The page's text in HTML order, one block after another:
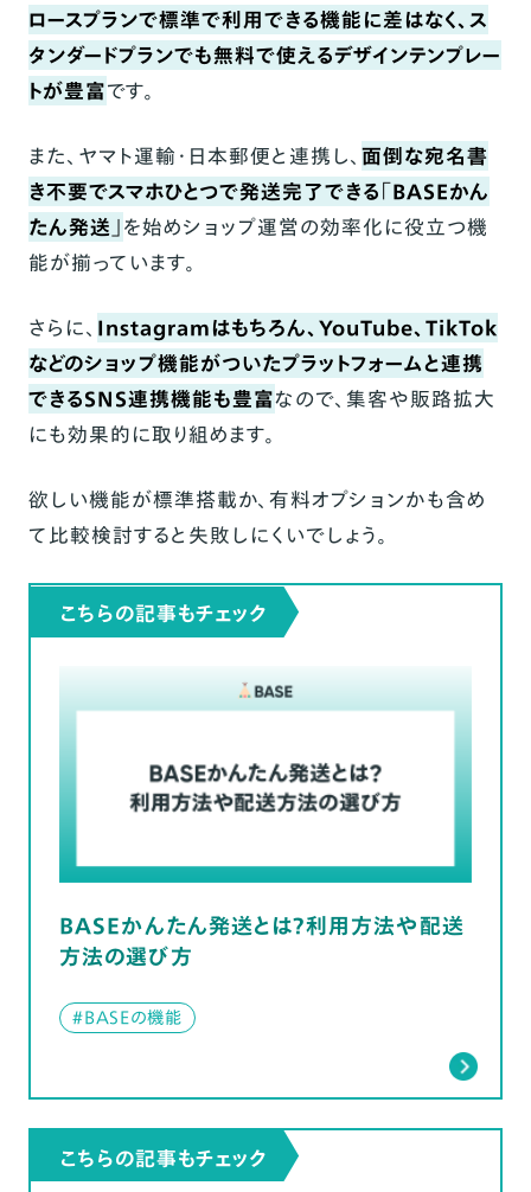
ロースプランで標準で利用できる機能に差はなく、ス
タンダードプランでも無料で使えるデザインテンプレー
トが豊富です。
また、ヤマト運輸・日本郵便と連携し、 面倒な宛名書
き不要でスマホひとつで発送完了できる「BASEかん
たん発送」を始めショップ運営の効率化に役立つ機
能が揃っています。
さらに、 Instagramはもちろん、YouTube、TikTok
などのショップ機能がついたプラットフォームと連携
できるSNS連携機能も豊富なので、集客や販路拡大
にも効果的に取り組めます。
欲しい機能が標準搭載か、有料オプションかも含め
て比較検討すると失敗しにくいでしょう。
こちらの記事もチェック
BASEかんたん発送とは？利用方法や配送
方法の選び方
#BASEの機能
こちらの記事もチェック